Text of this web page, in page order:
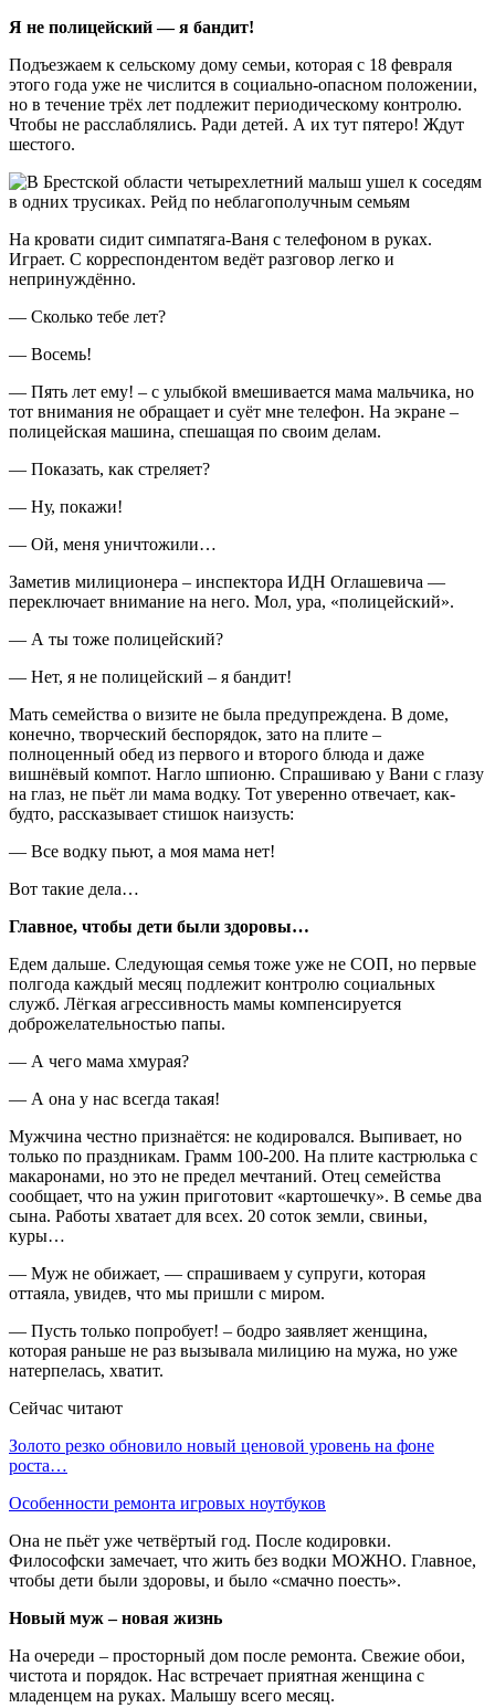
Я не полицейский — я бандит!
Подъезжаем к сельскому дому семьи, которая с 18 февраля
этого года уже не числится в социально-опасном положении,
но в течение трёх лет подлежит периодическому контролю.
Чтобы не расслаблялись. Ради детей. А их тут пятеро! Ждут
шестого.
На кровати сидит симпатяга-Ваня с телефоном в руках.
Играет. С корреспондентом ведёт разговор легко и
непринуждённо.
— Сколько тебе лет?
— Восемь!
— Пять лет ему! – с улыбкой вмешивается мама мальчика, но
тот внимания не обращает и суёт мне телефон. На экране –
полицейская машина, спешащая по своим делам.
— Показать, как стреляет?
— Ну, покажи!
— Ой, меня уничтожили…
Заметив милиционера – инспектора ИДН Оглашевича —
переключает внимание на него. Мол, ура, «полицейский».
— А ты тоже полицейский?
— Нет, я не полицейский – я бандит!
Мать семейства о визите не была предупреждена. В доме,
конечно, творческий беспорядок, зато на плите –
полноценный обед из первого и второго блюда и даже
вишнёвый компот. Нагло шпионю. Спрашиваю у Вани с глазу
на глаз, не пьёт ли мама водку. Тот уверенно отвечает, как-
будто, рассказывает стишок наизусть:
— Все водку пьют, а моя мама нет!
Вот такие дела…
Главное, чтобы дети были здоровы…
Едем дальше. Следующая семья тоже уже не СОП, но первые
полгода каждый месяц подлежит контролю социальных
служб. Лёгкая агрессивность мамы компенсируется
доброжелательностью папы.
— А чего мама хмурая?
— А она у нас всегда такая!
Мужчина честно признаётся: не кодировался. Выпивает, но
только по праздникам. Грамм 100-200. На плите кастрюлька с
макаронами, но это не предел мечтаний. Отец семейства
сообщает, что на ужин приготовит «картошечку». В семье два
сына. Работы хватает для всех. 20 соток земли, свиньи,
куры…
— Муж не обижает, — спрашиваем у супруги, которая
оттаяла, увидев, что мы пришли с миром.
— Пусть только попробует! – бодро заявляет женщина,
которая раньше не раз вызывала милицию на мужа, но уже
натерпелась, хватит.
Сейчас читают
Золото резко обновило новый ценовой уровень на фоне
роста…
Особенности ремонта игровых ноутбуков
Она не пьёт уже четвёртый год. После кодировки.
Философски замечает, что жить без водки МОЖНО. Главное,
чтобы дети были здоровы, и было «смачно поесть».
Новый муж – новая жизнь
На очереди – просторный дом после ремонта. Свежие обои,
чистота и порядок. Нас встречает приятная женщина с
младенцем на руках. Малышу всего месяц.